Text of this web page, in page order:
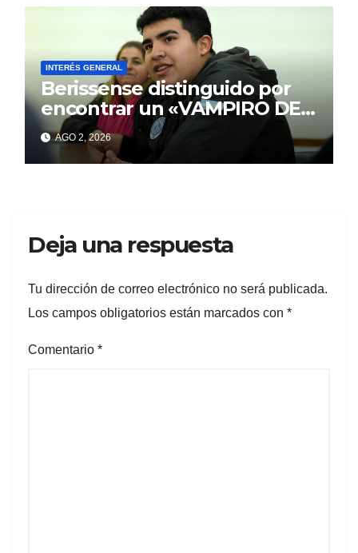
INTERÉS GENERAL
Berissense distinguido por
encontrar un «VAMPIRO DE
MAR»
AGO 2, 2026
Deja una respuesta
Tu dirección de correo electrónico no será publicada.
Los campos obligatorios están marcados con *
Comentario *